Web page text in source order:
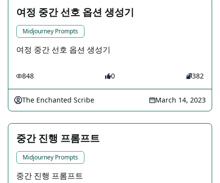
여정 중간 선호 옵션 생성기
Midjourney Prompts
여정 중간 선호 옵션 생성기
848 0 382
The Enchanted Scribe March 14, 2023
중간 진행 프롬프트
Midjourney Prompts
중간 진행 프롬프트